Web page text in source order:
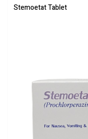
Stemoetat Tablet